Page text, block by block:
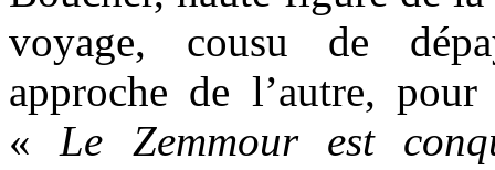
voyage, cousu de
approche de l’autre,
«Le Zemmour est